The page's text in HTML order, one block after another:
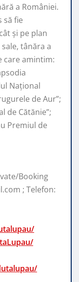
a României.
să fie
şi pe plan
tânăra a
care amintim:
Național
de Aur”;
de Cătănie”;
Premiul de
Booking
; Telefon: